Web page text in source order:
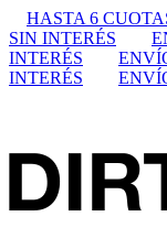
HASTA 6
SIN INTERÉS
INTERÉS
INTERÉS